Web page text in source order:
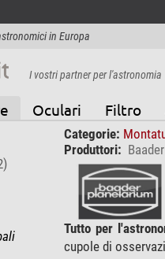
in Europa
I vostri partner per l'astronomia
Oculari Filtro
Categorie:
Produttori: Baader
Tutto per
cupole di